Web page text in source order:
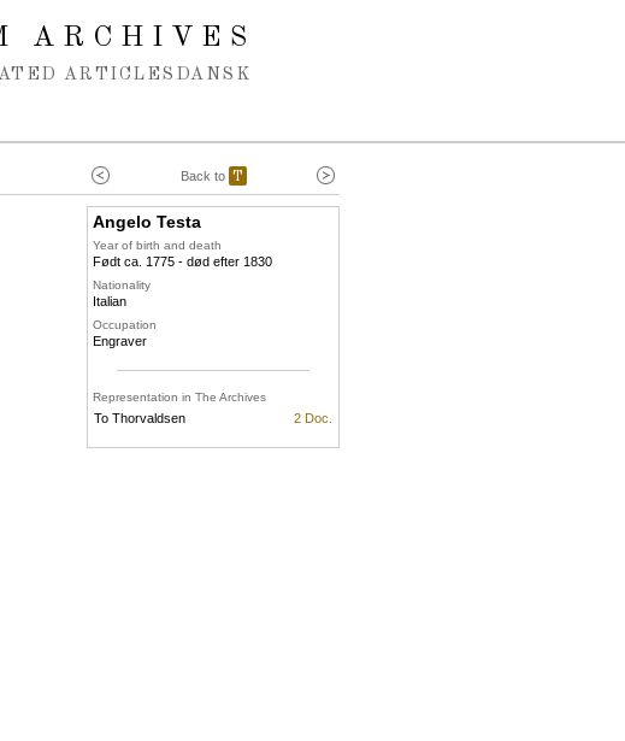
ARCHIVES
ARTICLES DANSK
Back to T
Angelo Testa
Year of birth and death
Født ca. 1775 - død efter 1830
Nationality
Italian
Occupation
Engraver
Representation in The Archives
To Thorvaldsen 2 Doc.